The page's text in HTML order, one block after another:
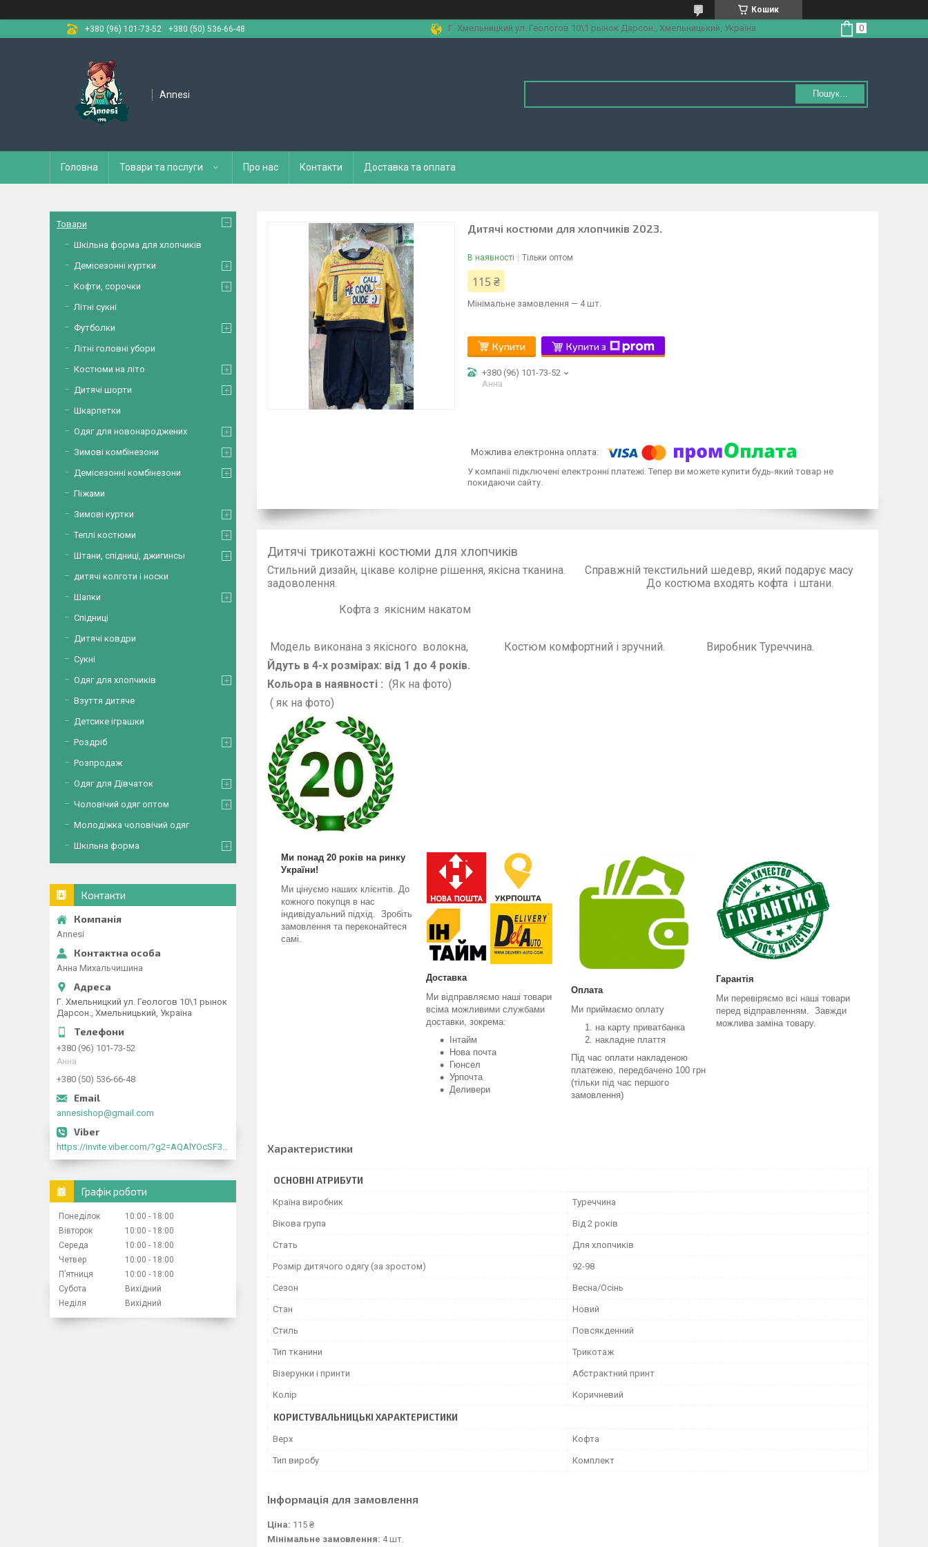
Кошик
+380 (96) 101-73-52
+380 (50) 536-66-48 Г. Хмельницкий ул. Геологов 10\1 рынок Дарсон., Хмельницький, Україна
Annesi Пошук...
Головна Товари та послуги Про нас Контакти Доставка та оплата
Дитячі костюми для хлопчиків 2023.
В наявності Тільки оптом
115 ₴
Мінімальне замовлення — 4 шт.
Купити Купити з
+380 (96) 101-73-52
Анна
У компанії підключені електронні платежі. Тепер ви можете купити будь-який товар не
покидаючи сайту.
Дитячі трикотажні костюми для хлопчиків
Стильний дизайн, цікаве колірне рішення, якісна тканина. Справжній текстильний шедевр, який подарує масу
задоволення. До костюма входять кофта і штани.
Кофта з якісним накатом
Модель виконана з якісного волокна, Костюм комфортний і зручний. Виробник Туреччина.
Йдуть в 4-х розмірах: від 1 до 4 років.
Кольора в наявності : (Як на фото)
( як на фото)
Ми понад 20 років на ринку
України!
Ми цінуємо наших клієнтів. До
кожного покупця в нас
індивідуальний підхід. Зробіть
замовлення та переконайтеся
самі.
Доставка
Ми відправляємо наші товари
всіма можливими службами
доставки, зокрема:
Інтайм
Нова почта
Гюнсел
Урпочта
Деливери
Оплата
Ми приймаємо оплату
на карту приватбанка
накладне плаття
Під час оплати накладеною
платежею, передбачено 100 грн
(тільки під час першого
замовлення)
Гарантія
Ми перевіряємо всі наші товари
перед відправленням. Завжди
можлива заміна товару.
Характеристики
ОСНОВНІ АТРИБУТИ
Країна виробник Туреччина
Вікова група Від 2 років
Стать Для хлопчиків
Розмір дитячого одягу (за зростом) 92-98
Сезон Весна/Осінь
Стан Новий
Стиль Повсякденний
Тип тканини Трикотаж
Візерунки і принти Абстрактний принт
Колір Коричневий
КОРИСТУВАЛЬНИЦЬКІ ХАРАКТЕРИСТИКИ
Верх Кофта
Тип виробу Комплект
Інформація для замовлення
Ціна: 115 ₴
Мінімальне замовлення: 4 шт.
Товари
Шкільна форма для хлопчиків
Демісезонні куртки
Кофти, сорочки
Літні сукні
Футболки
Літні головні убори
Костюми на літо
Дитячі шорти
Шкарпетки
Одяг для новонароджених
Зимові комбінезони
Демісезонні комбінезони
Піжами
Зимові куртки
Теплі костюми
Штани, спідниці, джигинсы
дитячі колготи і носки
Шапки
Спідниці
Дитячі ковдри
Сукні
Одяг для хлопчиків
Взуття дитяче
Детсике іграшки
Роздріб
Розпродаж
Одяг для Дівчаток
Чоловічий одяг оптом
Молодіжка чоловічий одяг
Шкільна форма
Контакти
Annesi
Анна Михальчишина
Г. Хмельницкий ул. Геологов 10\1 рынок
Дарсон., Хмельницький, Україна
+380 (96) 101-73-52
Анна
+380 (50) 536-66-48
annesishop@gmail.com
https://invite.viber.com/?g2=AQAlYOcSF30rb0kdJdojYDWtk4sNE5eWPg2Om5jJmRlpJwnTwfwnCzMMxer2vioZ"
Графік роботи
Понеділок 10:00
18:00
Вівторок
10:00
18:00
Середа
10:00
18:00
Четвер
10:00
18:00
Пʼятниця
10:00
18:00
Субота
Вихідний
Неділя
Вихідний